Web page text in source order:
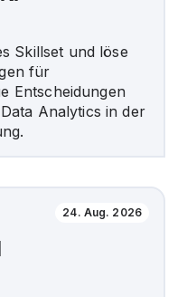
Skillset und löse
für
Entscheidungen
Analytics in der
24. Aug. 2026